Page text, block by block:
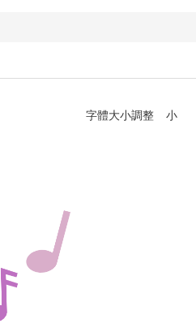
字體大小調整 小